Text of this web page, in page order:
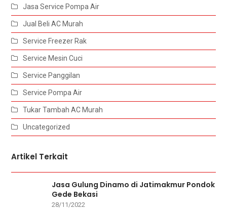
Jasa Service Pompa Air
Jual Beli AC Murah
Service Freezer Rak
Service Mesin Cuci
Service Panggilan
Service Pompa Air
Tukar Tambah AC Murah
Uncategorized
Artikel Terkait
Jasa Gulung Dinamo di Jatimakmur Pondok
Gede Bekasi
28/11/2022